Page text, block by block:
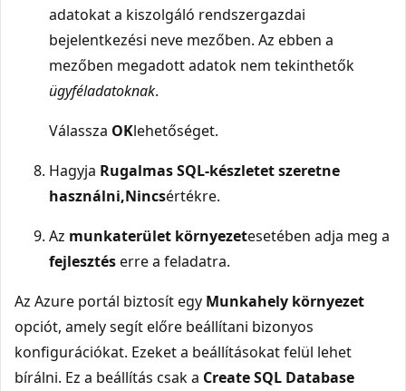
adatokat a kiszolgáló rendszergazdai
bejelentkezési neve mezőben. Az ebben a
mezőben megadott adatok nem tekinthetők
ügyféladatoknak.
Válassza OKlehetőséget.
Hagyja Rugalmas SQL-készletet szeretne
használni,Nincsértékre.
Az munkaterület környezetesetében adja meg a
fejlesztéserre a feladatra.
Az Azure portál biztosít egy Munkahely környezet
opciót, amely segít előre beállítani bizonyos
konfigurációkat. Ezeket a beállításokat felül lehet
bírálni. Ez a beállítás csak a Create SQL Database